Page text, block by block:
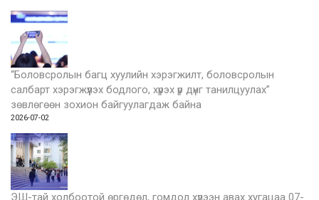
“Боловсролын багц хуулийн хэрэгжилт, боловсролын
салбарт хэрэгжүүлэх бодлого, хүрэх үр дүнг танилцуулах”
зөвлөгөөн зохион байгуулагдаж байна
2026-07-02